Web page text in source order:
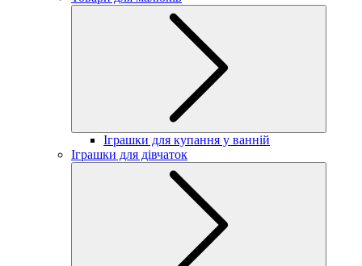
Іграшки для купання у ванній
Іграшки для дівчаток